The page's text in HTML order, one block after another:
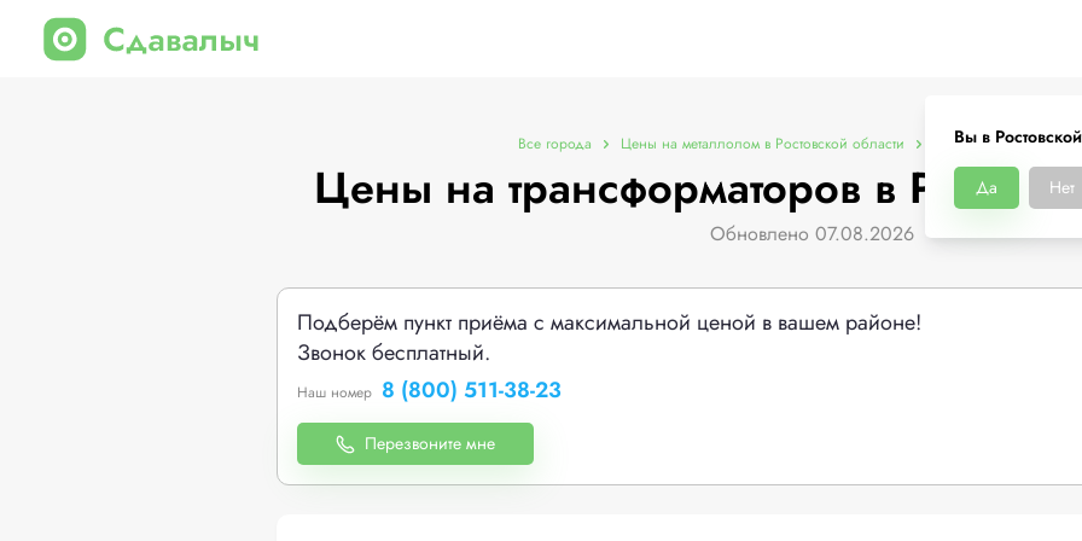
Вы в
Да Нет
Все города Цены на металлолом в Ростовской области Цены на
Цены на трансформаторов в
Обновлено 07.08.2026
Подберём пункт приёма с максимальной ценой в вашем районе!
Звонок бесплатный.
Наш номер 8 (800) 511-38-23
Перезвоните мне